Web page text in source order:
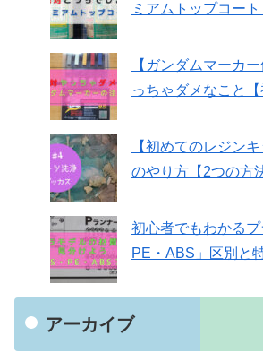
ミアムトップコート
【ガンダムマーカ
っちゃダメなこと【
【初めてのレジン
のやり方【2つの方
初心者でもわかるプ
PE・ABS」区別と
アーカイブ